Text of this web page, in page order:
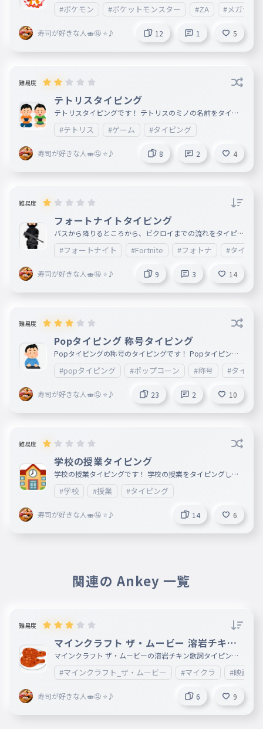
#ポケモン #ポケットモンスター #ZA #メガシン
寿司が好きな人🍣🤤 ⭐️♪ 12 1 5
難易度
テトリスタイピング
テトリスタイピングです！ テトリスのミノの名前をタイピ
ングします！ 🎮️
#テトリス #ゲーム #タイピング
寿司が好きな人🍣🤤 ⭐️♪ 8 2 4
難易度
フォートナイトタイピング
バスから降りるところから、ビクロイまでの流れをタイピン
グします！ 🚍️🪂🔫🧱👑✨️
#フォートナイト #Fortnite #フォトナ #タイピン
寿司が好きな人🍣🤤 ⭐️♪ 9 3 14
難易度
Popタイピング 称号タイピング
Popタイピングの称号のタイピングです！ Popタイピング
の称号をタイピングします！🍿💻️🥇🥈🥉
#popタイピング #ポップコーン #称号 #タイピ
寿司が好きな人🍣🤤 ⭐️♪ 23 2 10
難易度
学校の授業タイピング
学校の授業タイピングです！ 学校の授業をタイピングしま
す！ 無い授業があったらコメントで教えてくれると嬉しい
です！🏫
#学校 #授業 #タイピング
寿司が好きな人🍣🤤 ⭐️♪ 14 6
関連の Ankey 一覧
難易度
マインクラフト ザ・ムービー 溶岩チキン
歌詞タイピング
マインクラフト ザ・ムービーの溶岩チキン歌詞タイピング
です！ マインクラフト ザ・ムービーの溶岩チキンの歌詞を
タイピングします！ 🍗🎤
#マインクラフト_ザ・ムービー #マイクラ #映画
寿司が好きな人🍣🤤 ⭐️♪ 6 9